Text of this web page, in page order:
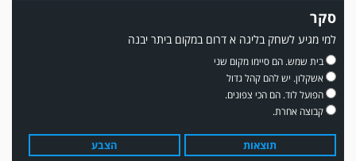
משחק אימון: שדרות גברה על מ.ס. דימונה 1-4.
סקר
למי מגיע לשחק בליגה א דרום במקום ביתר יבנה
בית שמש. הם סיימו מקום שני
אשקלון. יש להם קהל גדול
הפועל לוד. הם הכי צפונים.
קבוצה אחרת.
תוצאות הצבע